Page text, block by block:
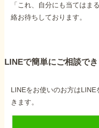
「これ、自分にも当ては
絡お待ちしております。
LINEで簡単にご相談でき
LINEをお使いのお方は
きます。